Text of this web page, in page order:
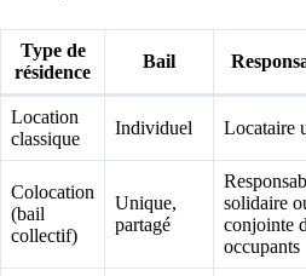
Type de
résidence
Bail
Location
classique
Individuel Locataire
Colocation
(bail
collectif)
Unique,
partagé
solidaire
conjointe
occupants